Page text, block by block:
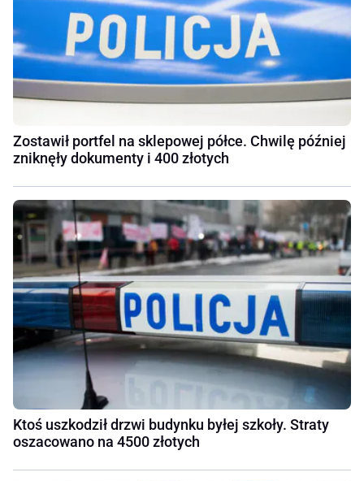
Zostawił portfel na sklepowej półce. Chwilę później
zniknęły dokumenty i 400 złotych
Ktoś uszkodził drzwi budynku byłej szkoły. Straty
oszacowano na 4500 złotych